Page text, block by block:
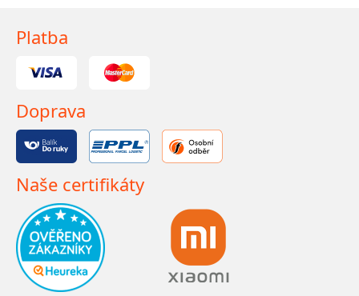
Platba
Doprava
Naše certifikáty